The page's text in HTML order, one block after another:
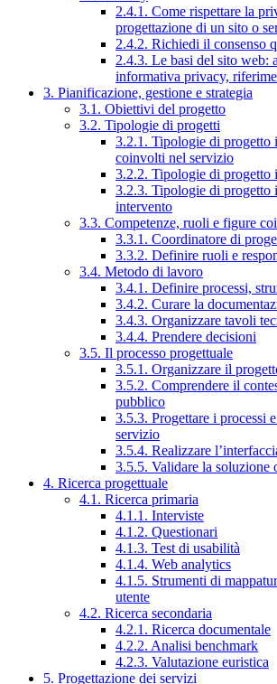
2.4.1. Come rispettare la
progettazione di un sito o
2.4.2. Richiedi il consenso
2.4.3. Le basi del sito web:
informativa privacy,
3. Pianificazione, gestione e strategia
3.1. Obiettivi del progetto
3.2. Tipologie di progetti
3.2.1. Tipologie di progetto
coinvolti nel servizio
3.2.2. Tipologie di progetto
3.2.3. Tipologie di progetto
intervento
3.3. Competenze, ruoli e figure
3.3.1. Coordinatore di
3.3.2. Definire ruoli e
3.4. Metodo di lavoro
3.4.1. Definire processi,
3.4.2. Curare la
3.4.3. Organizzare tavoli
3.4.4. Prendere decisioni
3.5. Il processo progettuale
3.5.1. Organizzare il
3.5.2. Comprendere il
pubblico
3.5.3. Progettare i processi
servizio
3.5.4. Realizzare
3.5.5. Validare la soluzione
4. Ricerca progettuale
4.1. Ricerca primaria
4.1.1. Interviste
4.1.2. Questionari
4.1.3. Test di usabilità
4.1.4. Web analytics
4.1.5. Strumenti di
utente
4.2. Ricerca secondaria
4.2.1. Ricerca documentale
4.2.2. Analisi benchmark
4.2.3. Valutazione euristica
5. Progettazione dei servizi